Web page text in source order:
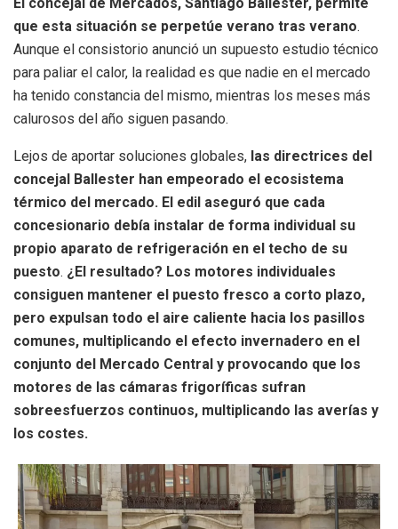
que esta situación se perpetúe verano tras verano.
Aunque el consistorio anunció un supuesto estudio técnico
para paliar el calor, la realidad es que nadie en el mercado
ha tenido constancia del mismo, mientras los meses más
calurosos del año siguen pasando.
Lejos de aportar soluciones globales, las directrices del
concejal Ballester han empeorado el ecosistema
térmico del mercado. El edil aseguró que cada
concesionario debía instalar de forma individual su
propio aparato de refrigeración en el techo de su
puesto. ¿El resultado? Los motores individuales
consiguen mantener el puesto fresco a corto plazo,
pero expulsan todo el aire caliente hacia los pasillos
comunes, multiplicando el efecto invernadero en el
conjunto del Mercado Central y provocando que los
motores de las cámaras frigoríficas sufran
sobreesfuerzos continuos, multiplicando las averías y
los costes.